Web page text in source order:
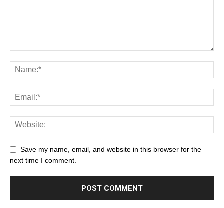
Save my name, email, and website in this browser for the
next time I comment.